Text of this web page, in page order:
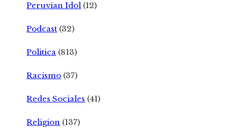
Peruvian Idol (12)
Podcast (32)
Politica (813)
Racismo (37)
Redes Sociales (41)
Religion (137)